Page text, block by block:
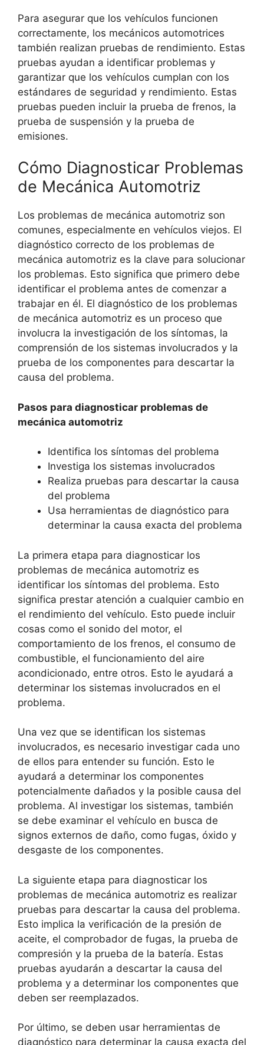
Para asegurar que los vehículos funcionen
correctamente, los mecánicos automotrices
también realizan pruebas de rendimiento. Estas
pruebas ayudan a identificar problemas y
garantizar que los vehículos cumplan con los
estándares de seguridad y rendimiento. Estas
pruebas pueden incluir la prueba de frenos, la
prueba de suspensión y la prueba de
emisiones.
Cómo Diagnosticar Problemas
de Mecánica Automotriz
Los problemas de mecánica automotriz son
comunes, especialmente en vehículos viejos. El
diagnóstico correcto de los problemas de
mecánica automotriz es la clave para solucionar
los problemas. Esto significa que primero debe
identificar el problema antes de comenzar a
trabajar en él. El diagnóstico de los problemas
de mecánica automotriz es un proceso que
involucra la investigación de los síntomas, la
comprensión de los sistemas involucrados y la
prueba de los componentes para descartar la
causa del problema.
Pasos para diagnosticar problemas de
mecánica automotriz
Identifica los síntomas del problema
Investiga los sistemas involucrados
Realiza pruebas para descartar la causa
del problema
Usa herramientas de diagnóstico para
determinar la causa exacta del problema
La primera etapa para diagnosticar los
problemas de mecánica automotriz es
identificar los síntomas del problema. Esto
significa prestar atención a cualquier cambio en
el rendimiento del vehículo. Esto puede incluir
cosas como el sonido del motor, el
comportamiento de los frenos, el consumo de
combustible, el funcionamiento del aire
acondicionado, entre otros. Esto le ayudará a
determinar los sistemas involucrados en el
problema.
Una vez que se identifican los sistemas
involucrados, es necesario investigar cada uno
de ellos para entender su función. Esto le
ayudará a determinar los componentes
potencialmente dañados y la posible causa del
problema. Al investigar los sistemas, también
se debe examinar el vehículo en busca de
signos externos de daño, como fugas, óxido y
desgaste de los componentes.
La siguiente etapa para diagnosticar los
problemas de mecánica automotriz es realizar
pruebas para descartar la causa del problema.
Esto implica la verificación de la presión de
aceite, el comprobador de fugas, la prueba de
compresión y la prueba de la batería. Estas
pruebas ayudarán a descartar la causa del
problema y a determinar los componentes que
deben ser reemplazados.
Por último, se deben usar herramientas de
diagnóstico para determinar la causa exacta del